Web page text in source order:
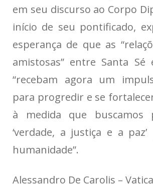
em seu discurso ao Corpo
início de seu pontificado,
esperança de que as
amistosas” entre Santa Sé
“recebam agora um
para progredir e se
à medida que buscamos
‘verdade, a justiça e a
humanidade”.
Alessandro De Carolis –